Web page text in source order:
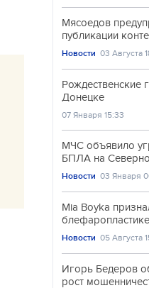
Мясоедов
публикации
Новости 03 Августа
Рождественские
Донецке
07 Января 15:33
МЧС объявило
БПЛА на
Новости 03 Января
Mia Boyka
Новости 05 Августа
Игорь Бедеров
рост